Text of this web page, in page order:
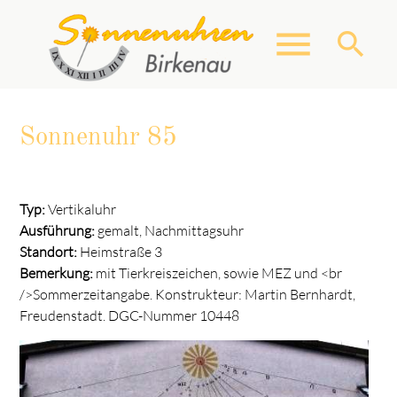
menu search
Suchbegriffe
Sonnenuhr 85
Typ:Vertikaluhr
Ausführung: gemalt, Nachmittagsuhr
Standort: Heimstraße 3
Bemerkung: mit Tierkreiszeichen, sowie MEZ und <br
/>Sommerzeitangabe. Konstrukteur: Martin Bernhardt,
Freudenstadt. DGC-Nummer 10448